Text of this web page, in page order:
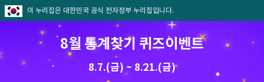
이 누리집은 대한민국 공식 전자정부 누리집입니다.
8월 통계찾기 퀴즈이벤트
8.7.(금) ~ 8.21.(금)